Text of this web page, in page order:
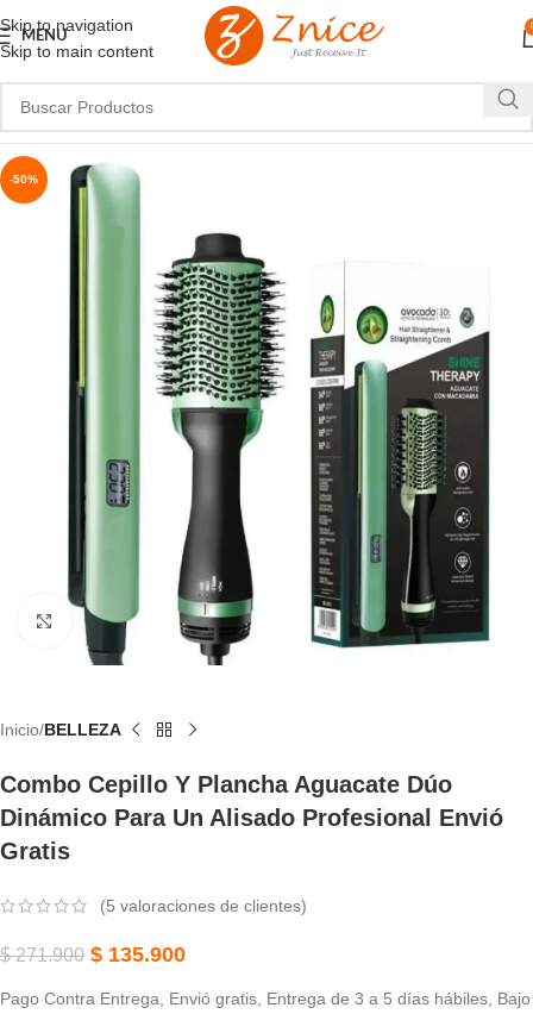
Skip to navigation
Skip to main content
MENU
-50%
Haga Clic Para Ampliar
Inicio BELLEZA
Combo Cepillo Y Plancha Aguacate Dúo
Dinámico Para Un Alisado Profesional Envió
Gratis
(5 valoraciones de clientes)
$271.900 $ 135.900
Pago Contra Entrega, Envió gratis, Entrega de 3 a 5 días hábiles, Bajo